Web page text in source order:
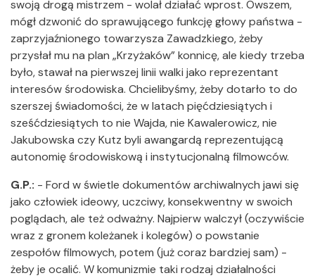
swoją drogą mistrzem - wolał działać wprost. Owszem,
mógł dzwonić do sprawującego funkcję głowy państwa -
zaprzyjaźnionego towarzysza Zawadzkiego, żeby
przysłał mu na plan „Krzyżaków” konnicę, ale kiedy trzeba
było, stawał na pierwszej linii walki jako reprezentant
interesów środowiska. Chcielibyśmy, żeby dotarło to do
szerszej świadomości, że w latach pięćdziesiątych i
sześćdziesiątych to nie Wajda, nie Kawalerowicz, nie
Jakubowska czy Kutz byli awangardą reprezentującą
autonomię środowiskową i instytucjonalną filmowców.
G.P.: - Ford w świetle dokumentów archiwalnych jawi się
jako człowiek ideowy, uczciwy, konsekwentny w swoich
poglądach, ale też odważny. Najpierw walczył (oczywiście
wraz z gronem koleżanek i kolegów) o powstanie
zespołów filmowych, potem (już coraz bardziej sam) -
żeby je ocalić. W komunizmie taki rodzaj działalności